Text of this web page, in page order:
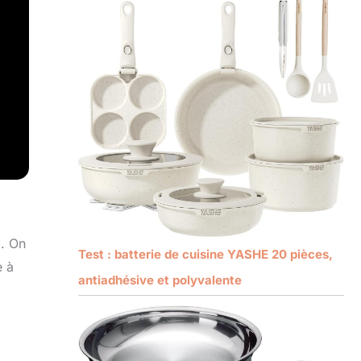
On
à
Test : batterie de cuisine YASHE 20 pièces,
antiadhésive et polyvalente